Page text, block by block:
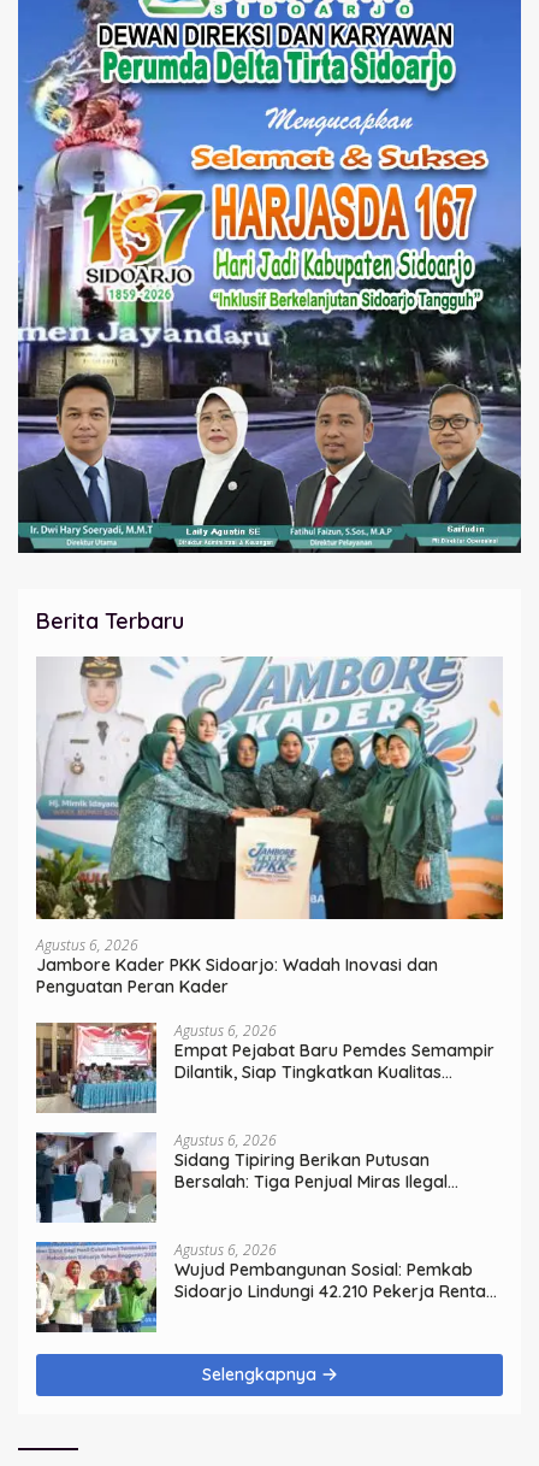
Berita Terbaru
Agustus 6, 2026
Jambore Kader PKK Sidoarjo: Wadah Inovasi dan
Penguatan Peran Kader
Agustus 6, 2026
Empat Pejabat Baru Pemdes Semampir
Dilantik, Siap Tingkatkan Kualitas
Agustus 6, 2026
Sidang Tipiring Berikan Putusan
Bersalah: Tiga Penjual Miras Ilegal
Agustus 6, 2026
Wujud Pembangunan Sosial: Pemkab
Sidoarjo Lindungi 42.210 Pekerja Rentan
Selengkapnya